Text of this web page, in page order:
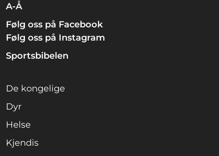
A-Å
Følg oss på Facebook
Følg oss på Instagram
Sportsbibelen
De kongelige
Dyr
Helse
Kjendis